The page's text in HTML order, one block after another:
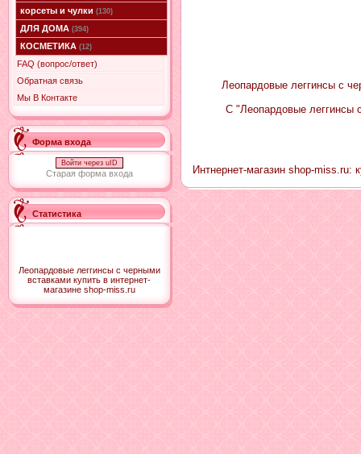
корсеты и чулки (130)
ДЛЯ ДОМА (394)
КОСМЕТИКА (12)
FAQ (вопрос/ответ)
Обратная связь
Мы В Контакте
Форма входа
Войти через uID
Старая форма входа
Статистика
Леопардовые леггинсы с черными
вставками купить в интернет-
магазине shop-miss.ru
Леопардовые леггинсы с
С "Леопардовые леггинсы
Интнернет-магазин shop-miss.ru: